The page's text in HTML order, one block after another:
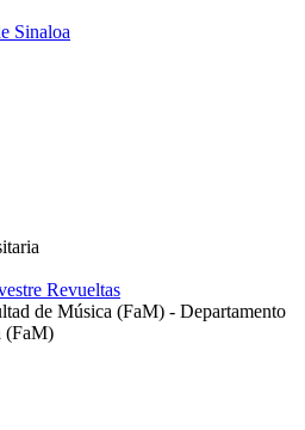
Sinaloa
Revueltas
de Música (FaM) - Departamento
(FaM)